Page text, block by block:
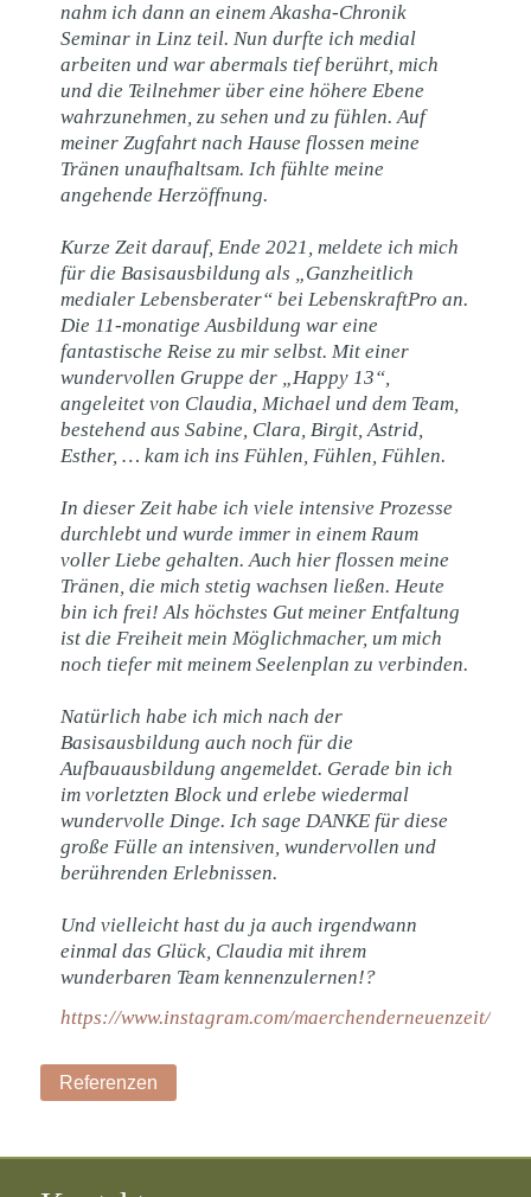
nahm ich dann an einem Akasha-Chronik
Seminar in Linz teil. Nun durfte ich medial
arbeiten und war abermals tief berührt, mich
und die Teilnehmer über eine höhere Ebene
wahrzunehmen, zu sehen und zu fühlen. Auf
meiner Zugfahrt nach Hause flossen meine
Tränen unaufhaltsam. Ich fühlte meine
angehende Herzöffnung.
Kurze Zeit darauf, Ende 2021, meldete ich mich
für die Basisausbildung als „Ganzheitlich
medialer Lebensberater“ bei LebenskraftPro an.
Die 11-monatige Ausbildung war eine
fantastische Reise zu mir selbst. Mit einer
wundervollen Gruppe der „Happy 13“,
angeleitet von Claudia, Michael und dem Team,
bestehend aus Sabine, Clara, Birgit, Astrid,
Esther, … kam ich ins Fühlen, Fühlen, Fühlen.
In dieser Zeit habe ich viele intensive Prozesse
durchlebt und wurde immer in einem Raum
voller Liebe gehalten. Auch hier flossen meine
Tränen, die mich stetig wachsen ließen. Heute
bin ich frei! Als höchstes Gut meiner Entfaltung
ist die Freiheit mein Möglichmacher, um mich
noch tiefer mit meinem Seelenplan zu verbinden.
Natürlich habe ich mich nach der
Basisausbildung auch noch für die
Aufbauausbildung angemeldet. Gerade bin ich
im vorletzten Block und erlebe wiedermal
wundervolle Dinge. Ich sage DANKE für diese
große Fülle an intensiven, wundervollen und
berührenden Erlebnissen.
Und vielleicht hast du ja auch irgendwann
einmal das Glück, Claudia mit ihrem
wunderbaren Team kennenzulernen!?
https://www.instagram.com/maerchenderneuenzeit/
Referenzen